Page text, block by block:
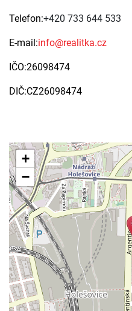
Telefon:+420 733 644 533
E-mail:info@realitka.cz
IČO:26098474
DIČ:CZ26098474
+
−